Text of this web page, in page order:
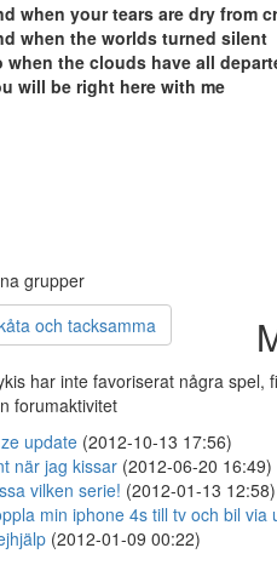
when your tears are dry from
when the worlds turned silent
when the clouds have all
will be right here with me
grupper
och tacksamma
har inte favoriserat några spel,
forumaktivitet
update (2012-10-13 17:56)
när jag kissar (2012-06-20 16:49)
vilken serie! (2012-01-13 12:58)
min iphone 4s till tv och bil via
(2012-01-09 00:22)